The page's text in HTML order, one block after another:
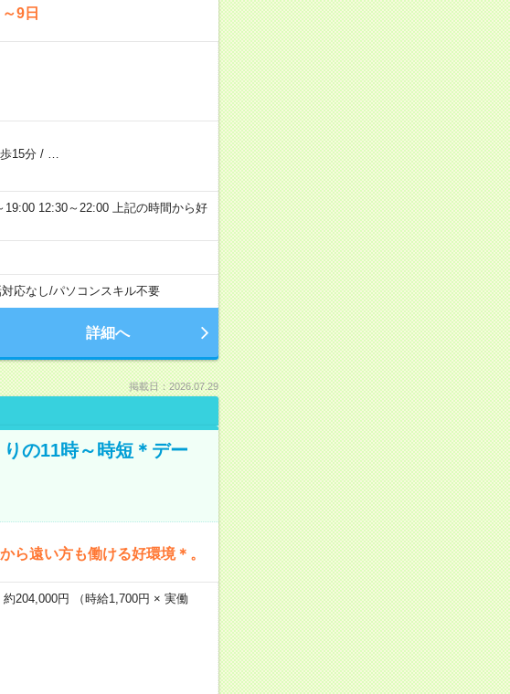
9日
15分/
12:30～22:00 上記の時間から好
応なし/パソコンスキル不要
詳細へ
掲載日：2026.07.29
の11時～時短＊デー
ら遠い方も働ける好環境＊。
204,000円 （時給1,700円 × 実働